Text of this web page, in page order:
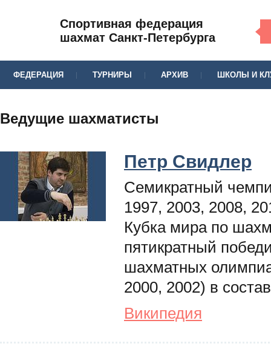
Спортивная федерация
шахмат Санкт-Петербурга
ФЕДЕРАЦИЯ ТУРНИРЫ АРХИВ ШКОЛЫ И
Ведущие шахматисты
Петр Свидлер
Семикратный
1997, 2003, 2008,
Кубка мира по
пятикратный
шахматных
2000, 2002) в
Википедия